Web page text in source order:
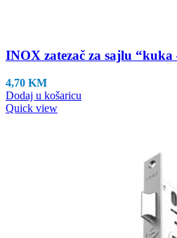
INOX zatezač za sajlu “kuka
4,70 KM
Dodaj u košaricu
Quick view